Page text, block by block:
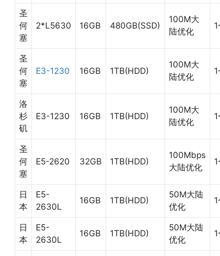
圣
何
塞
2*L5630 16GB 480GB(SSD)
100M大
陆优化
圣
何
塞
E3-1230 16GB 1TB(HDD)
100M大
陆优化
洛
杉
矶
E3-1230 16GB 1TB(HDD)
100M大
陆优化
圣
何
塞
E5-2620 32GB 1TB(HDD)
100Mbps
大陆优化
日
本
E5-
2630L
16GB 1TB(HDD)
50M大陆
优化
日
本
E5-
2630L
16GB 1TB(HDD)
50M大陆
优化